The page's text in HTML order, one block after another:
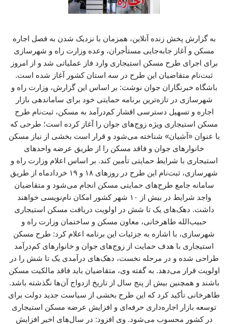
به گزارش پخش زنده آنلاین، همزمان با نزدیک شدن به فصل اجاره
مسکن و آغاز جابه‌جایی مستأجران، وعده وزارت راه و شهرسازی
برای اجرای طرح مسکن استیجاری وارد فاز عملیاتی شد و از امروز
ثبت‌نام متقاضیان این طرح در سه استان کشور آغاز شده است.
باشگاه خبرنگاران جوان نوشت: بر اساس این گزارش، وزارت راه و
شهرسازی در تازه‌ترین برنامه حمایتی خود برای ساماندهی بازار
اجاره و تسهیل دسترسی اقشار کم‌درآمد به مسکن، ثبت‌نام طرح
مسکن استیجاری ویژه زوج‌های جوان را آغاز کرده است؛ طرحی که
با عنوان «آشیان» شناخته می‌شود و قرار است بخشی از نیاز مسکن
خانوارهای جوان و فاقد مسکن را از طریق عرضه واحدهای
استیجاری با شرایط حمایتی تأمین کند. بر اساس اعلام وزارت راه و
شهرسازی، ثبت‌نام این طرح در روزهای ۱۸ و ۱۹ خردادماه از طریق
سامانه جامع طرح‌های حمایتی مسکن انجام می‌شود و متقاضیان
واجد شرایط در بیش از ۱۰ شهر کشور امکان نام‌نویسی خواهند
داشت. دهک‌های یک تا شش در اولویت دریافت مسکن استیجاری
حبیب‌الله طاهرخانی، معاون مسکن و ساختمان وزارت راه و
شهرسازی، با اشاره به جزئیات این برنامه اعلام کرد: طرح مسکن
استیجاری با هدف حمایت از زوج‌های جوان و خانوارهای کم‌درآمد
طراحی شده و در مرحله نخست، دهک‌های درآمدی یک تا شش را در
اولویت قرار می‌دهد. به گفته وی، متقاضیان باید فاقد مالکیت مسکن
باشند و همچنین بیش از پنج سال از تاریخ ازدواج آن‌ها نگذشته باشد.
طاهرخانی تأکید کرد که این طرح بخشی از سیاست جدید دولت برای
توسعه بازار اجاره‌داری حرفه‌ای و افزایش عرضه مسکن استیجاری
در کشور محسوب می‌شود. وی افزود: در سال‌های اخیر افزایش